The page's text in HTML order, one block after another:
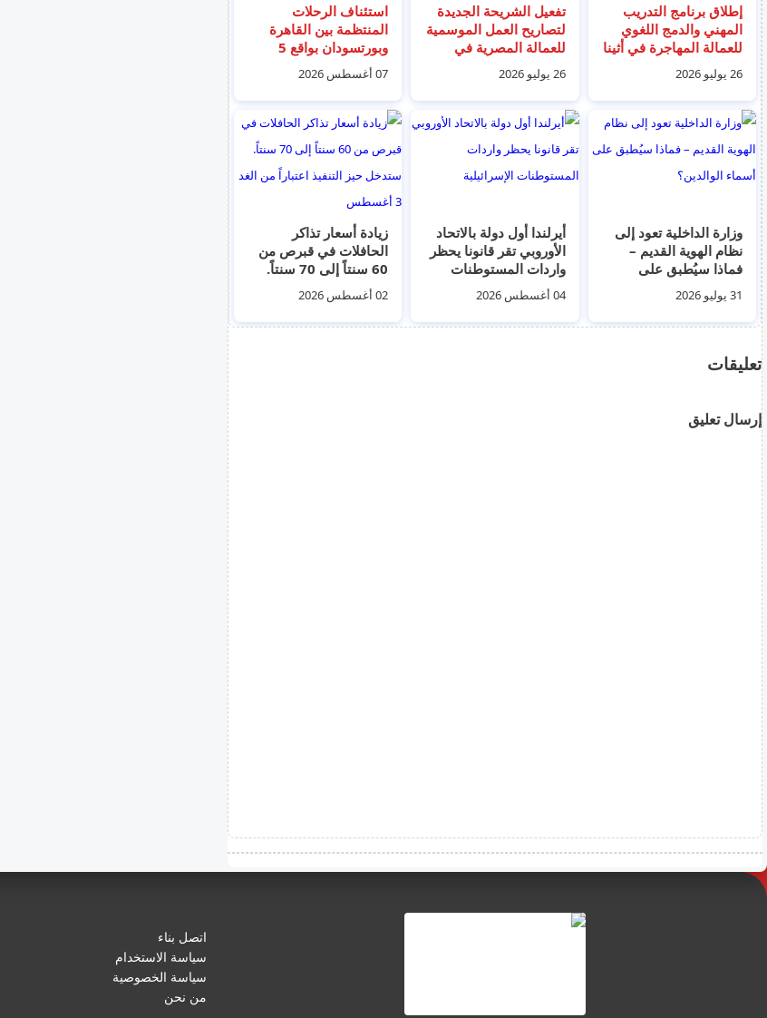
إطلاق برنامج التدريب
المهني والدمج اللغوي
للعمالة المهاجرة في أثينا
26 يوليو 2026
تفعيل الشريحة الجديدة
لتصاريح العمل الموسمية
للعمالة المصرية في
الزراعة في اليونان26 يوليو 2026
استئناف الرحلات
المنتظمة بين القاهرة
وبورتسودان بواقع 5
رحلات أسبوعيا07 أغسطس 2026
وزارة الداخلية تعود إلى
نظام الهوية القديم –
فماذا سيُطبق على
أسماء الوالدين؟31 يوليو 2026
أيرلندا أول دولة بالاتحاد
الأوروبي تقر قانونا يحظر
واردات المستوطنات
الإسرائيلية04 أغسطس 2026
زيادة أسعار تذاكر
الحافلات في قبرص من
60 سنتاً إلى 70 سنتاً.
ستدخل حيز التنفيذ
اعتباراً من الغد 3
أغسطس
02 أغسطس 2026
تعليقات
إرسال تعليق
اتصل بناء
سياسة الاستخدام
سياسة الخصوصية
من نحن